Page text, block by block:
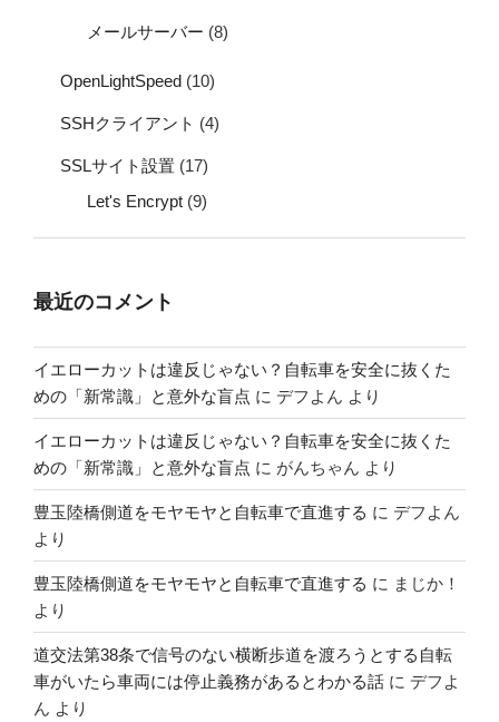
メールサーバー (8)
OpenLightSpeed (10)
SSHクライアント (4)
SSLサイト設置 (17)
Let's Encrypt (9)
最近のコメント
イエローカットは違反じゃない？自転車を安全に抜くた
めの「新常識」と意外な盲点 に デフよん より
イエローカットは違反じゃない？自転車を安全に抜くた
めの「新常識」と意外な盲点 に がんちゃん より
豊玉陸橋側道をモヤモヤと自転車で直進する に デフよん
より
豊玉陸橋側道をモヤモヤと自転車で直進する に まじか！
より
道交法第38条で信号のない横断歩道を渡ろうとする自転
車がいたら車両には停止義務があるとわかる話 に デフよ
ん より